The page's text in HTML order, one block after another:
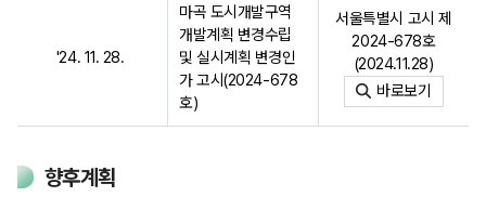
'24. 11. 28.
마곡 도시개발구역
개발계획 변경수립
및 실시계획 변경인
가 고시(2024-678
호)
서울특별시 고시 제
2024-678호
(2024.11.28)
바로보기
향후계획